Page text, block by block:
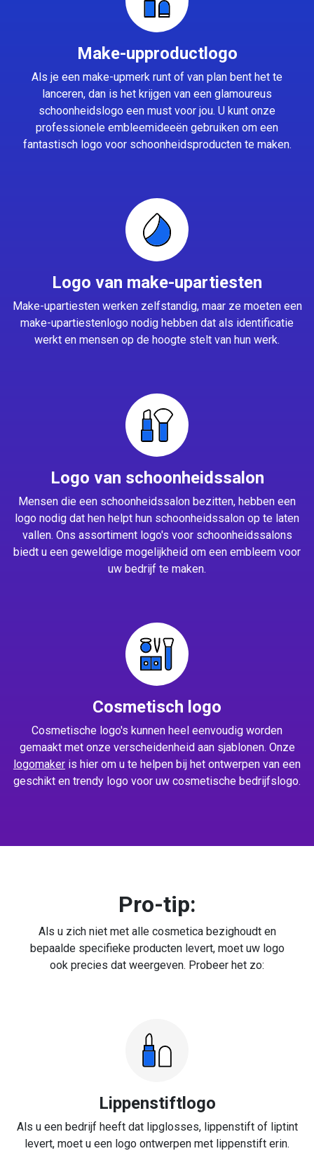
Make-upproductlogo
Als je een make-upmerk runt of van plan bent het te
lanceren, dan is het krijgen van een glamoureus
schoonheidslogo een must voor jou. U kunt onze
professionele embleemideeën gebruiken om een
fantastisch logo voor schoonheidsproducten te maken.
Logo van make-upartiesten
Make-upartiesten werken zelfstandig, maar ze moeten een
make-upartiestenlogo nodig hebben dat als identificatie
werkt en mensen op de hoogte stelt van hun werk.
Logo van schoonheidssalon
Mensen die een schoonheidssalon bezitten, hebben een
logo nodig dat hen helpt hun schoonheidssalon op te laten
vallen. Ons assortiment logo's voor schoonheidssalons
biedt u een geweldige mogelijkheid om een embleem voor
uw bedrijf te maken.
Cosmetisch logo
Cosmetische logo's kunnen heel eenvoudig worden
gemaakt met onze verscheidenheid aan sjablonen. Onze
logomaker is hier om u te helpen bij het ontwerpen van een
geschikt en trendy logo voor uw cosmetische bedrijfslogo.
Pro-tip:
Als u zich niet met alle cosmetica bezighoudt en
bepaalde specifieke producten levert, moet uw logo
ook precies dat weergeven. Probeer het zo:
Lippenstiftlogo
Als u een bedrijf heeft dat lipglosses, lippenstift of liptint
levert, moet u een logo ontwerpen met lippenstift erin.